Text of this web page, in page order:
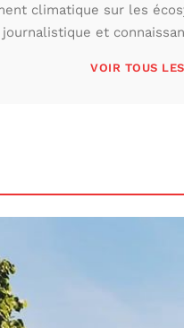
climatique sur les
journalistique et
VOIR TOUS